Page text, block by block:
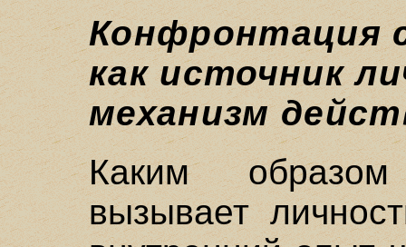
Конфронтация
как источник
механизм
Каким
вызывает